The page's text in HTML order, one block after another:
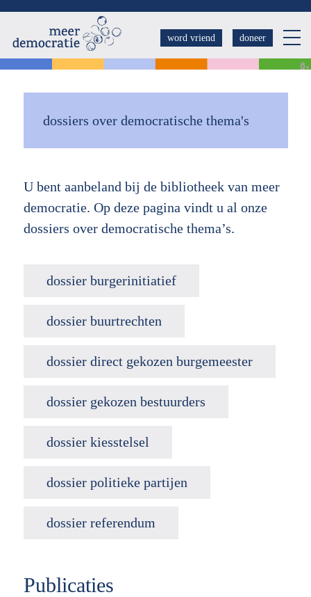
Overslaan
naar
de
inhoud
word vriend doneer
dossiers over democratische thema's
U bent aanbeland bij de bibliotheek van meer
democratie. Op deze pagina vindt u al onze
dossiers over democratische thema’s.
dossier burgerinitiatief
dossier buurtrechten
dossier direct gekozen burgemeester
dossier gekozen bestuurders
dossier kiesstelsel
dossier politieke partijen
dossier referendum
Publicaties